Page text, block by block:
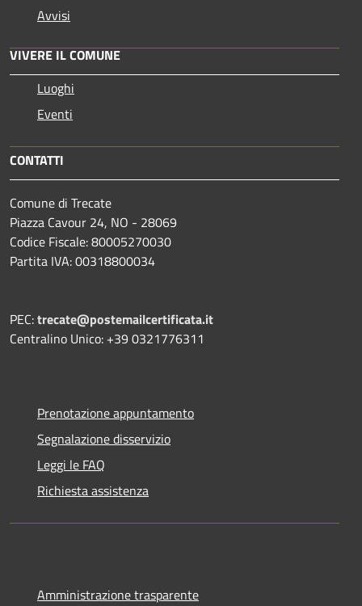
Avvisi
VIVERE IL COMUNE
Luoghi
Eventi
CONTATTI
Comune di Trecate
Piazza Cavour 24, NO - 28069
Codice Fiscale: 80005270030
Partita IVA: 00318800034
PEC:trecate@postemailcertificata.it
Centralino Unico: +39 0321776311
Prenotazione appuntamento
Segnalazione disservizio
Leggi le FAQ
Richiesta assistenza
Amministrazione trasparente